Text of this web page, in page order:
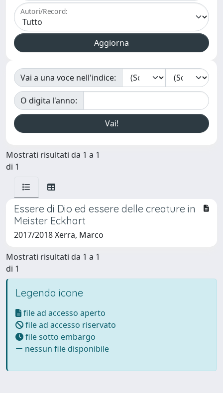
Autori/Record:
Vai a una voce nell'indice:
O digita l'anno:
Mostrati risultati da 1 a 1
di 1
Essere di Dio ed essere delle creature in
Meister Eckhart
2017/2018 Xerra, Marco
Mostrati risultati da 1 a 1
di 1
Legenda icone
file ad accesso aperto
file ad accesso riservato
file sotto embargo
nessun file disponibile